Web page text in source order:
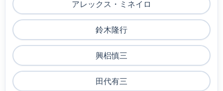
アレックス・ミネイロ
鈴木隆行
興梠慎三
田代有三